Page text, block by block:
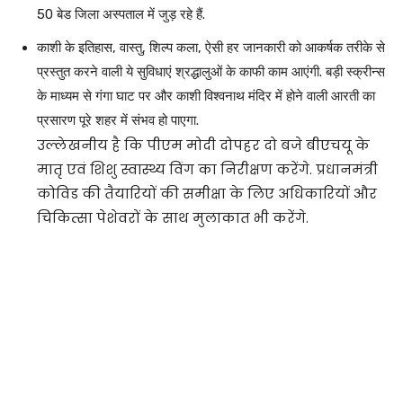
50 बेड जिला अस्पताल में जुड़ रहे हैं.
काशी के इतिहास, वास्तु, शिल्प कला, ऐसी हर जानकारी को आकर्षक तरीके से
प्रस्तुत करने वाली ये सुविधाएं श्रद्धालुओं के काफी काम आएंगी. बड़ी स्क्रीन्स
के माध्यम से गंगा घाट पर और काशी विश्वनाथ मंदिर में होने वाली आरती का
प्रसारण पूरे शहर में संभव हो पाएगा.
उल्लेखनीय है कि पीएम मोदी दोपहर दो बजे बीएचयू के
मातृ एवं शिशु स्वास्थ्य विंग का निरीक्षण करेंगे. प्रधानमंत्री
कोविड की तैयारियों की समीक्षा के लिए अधिकारियों और
चिकित्सा पेशेवरों के साथ मुलाकात भी करेंगे.